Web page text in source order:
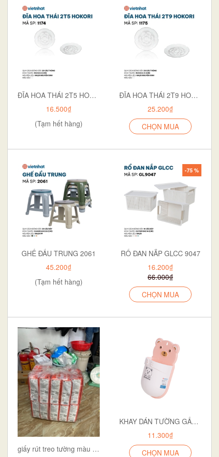
ĐĨA HOA THÁI 2T5 HOKORI 1174
16.500₫
(Tạm hết hàng)
ĐĨA HOA THÁI 2T9 HOKORI 1175
25.200₫
CHỌN MUA
GHẾ ĐẨU TRUNG 2061
45.200₫
(Tạm hết hàng)
RỔ ĐAN NẮP GLCC 9047
16.200₫
66.000₫
-75 %
CHỌN MUA
giấy rút treo tường màu cam
KHAY DÁN TƯỜNG GẤU 5703
11.300₫
CHỌN MUA